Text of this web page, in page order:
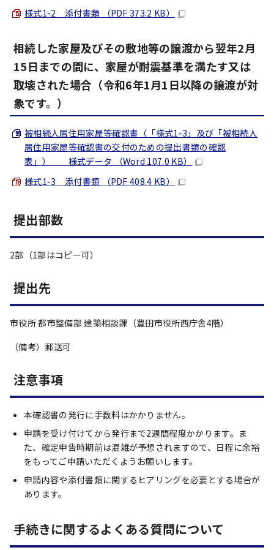
様式1-2 添付書類 （PDF 373.2 KB）
相続した家屋及びその敷地等の譲渡から翌年2月
15日までの間に、家屋が耐震基準を満たす又は
取壊された場合（令和6年1月1日以降の譲渡が対
象です。）
被相続人居住用家屋等確認書（「様式1-3」及び「被相続人
居住用家屋等確認書の交付のための提出書類の確認
表」） 様式データ （Word 107.0 KB）
様式1-3 添付書類 （PDF 408.4 KB）
提出部数
2部（1部はコピー可）
提出先
市役所 都市整備部 建築相談課（豊田市役所西庁舎4階）
（備考）郵送可
注意事項
本確認書の発行に手数料はかかりません。
申請を受け付けてから発行まで2週間程度かかります。ま
た、確定申告時期前は混雑が予想されますので、日程に余裕
をもってご申請いただくようお願いします。
申請内容や添付書類に関するヒアリングを必要とする場合が
あります。
手続きに関するよくある質問について